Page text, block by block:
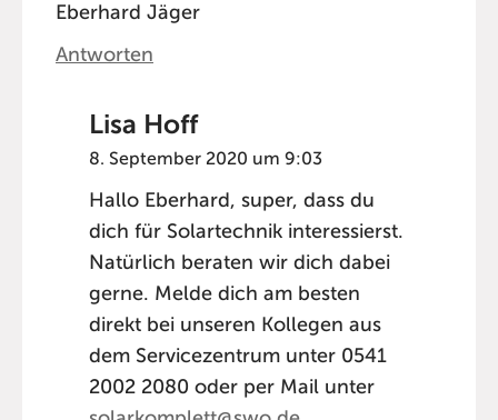
Eberhard Jäger
Antworten
Lisa Hoff
8. September 2020 um 9:03
Hallo Eberhard, super, dass du
dich für Solartechnik interessierst.
Natürlich beraten wir dich dabei
gerne. Melde dich am besten
direkt bei unseren Kollegen aus
dem Servicezentrum unter 0541
2002 2080 oder per Mail unter